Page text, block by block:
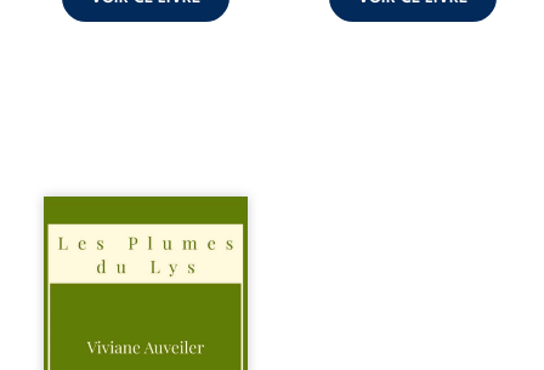
Trois récits, trois
existences saisies
à l’instant où tout
bascule. Une
l’apaisement, un